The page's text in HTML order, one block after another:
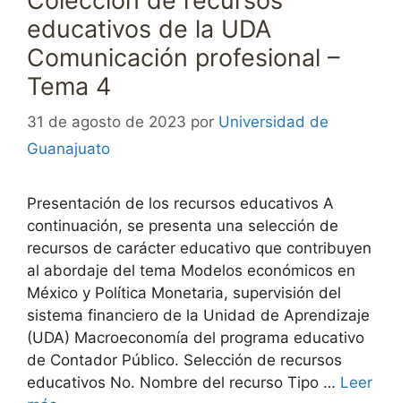
educativos de la UDA
Comunicación profesional –
Tema 4
31 de agosto de 2023 por Universidad de
Guanajuato
Presentación de los recursos educativos A
continuación, se presenta una selección de
recursos de carácter educativo que contribuyen
al abordaje del tema Modelos económicos en
México y Política Monetaria, supervisión del
sistema financiero de la Unidad de Aprendizaje
(UDA) Macroeconomía del programa educativo
de Contador Público. Selección de recursos
educativos No. Nombre del recurso Tipo … Leer